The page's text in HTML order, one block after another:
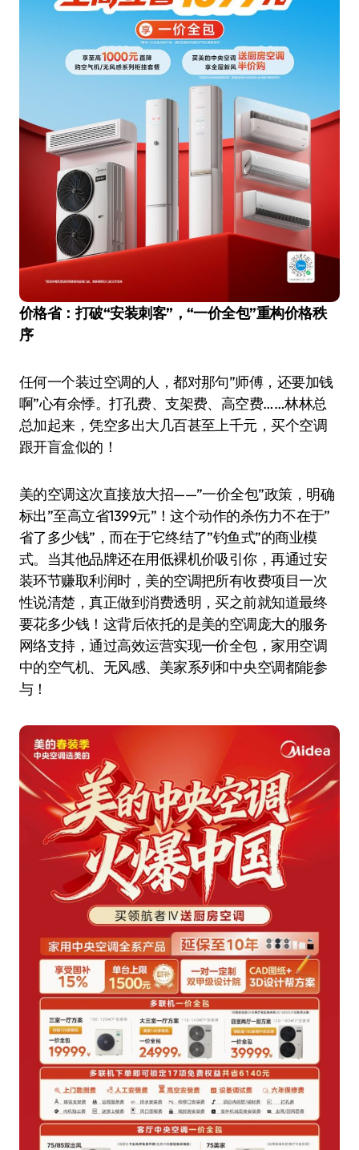
价格省：打破“安装刺客”，“一价全包”重构价格秩
序
任何一个装过空调的人，都对那句”师傅，还要加钱
啊”心有余悸。打孔费、支架费、高空费……林林总
总加起来，凭空多出大几百甚至上千元，买个空调
跟开盲盒似的！
美的空调这次直接放大招——”一价全包”政策，明确
标出”至高立省1399元”！这个动作的杀伤力不在于”
省了多少钱”，而在于它终结了”钓鱼式”的商业模
式。当其他品牌还在用低裸机价吸引你，再通过安
装环节赚取利润时，美的空调把所有收费项目一次
性说清楚，真正做到消费透明，买之前就知道最终
要花多少钱！这背后依托的是美的空调庞大的服务
网络支持，通过高效运营实现一价全包，家用空调
中的空气机、无风感、美家系列和中央空调都能参
与！